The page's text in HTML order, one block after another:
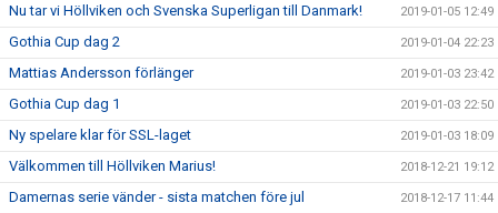
Nu tar vi Höllviken och Svenska Superligan till Danmark! 2019-01-05 12:49
Gothia Cup dag 2 2019-01-04 22:23
Mattias Andersson förlänger 2019-01-03 23:42
Gothia Cup dag 1 2019-01-03 22:50
Ny spelare klar för SSL-laget 2019-01-03 18:09
Välkommen till Höllviken Marius! 2018-12-21 19:12
Damernas serie vänder - sista matchen före jul 2018-12-17 11:44